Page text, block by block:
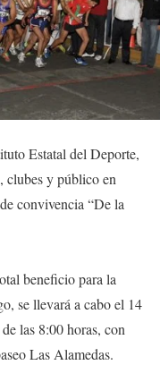
Estatal del Deporte,
clubes y público en
convivencia “De la
beneficio para la
se llevará a cabo el 14
las 8:00 horas, con
Las Alamedas.